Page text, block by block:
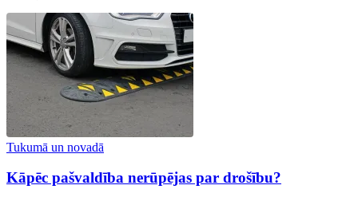
Tukumā un novadā
Kāpēc pašvaldība nerūpējas par drošību?